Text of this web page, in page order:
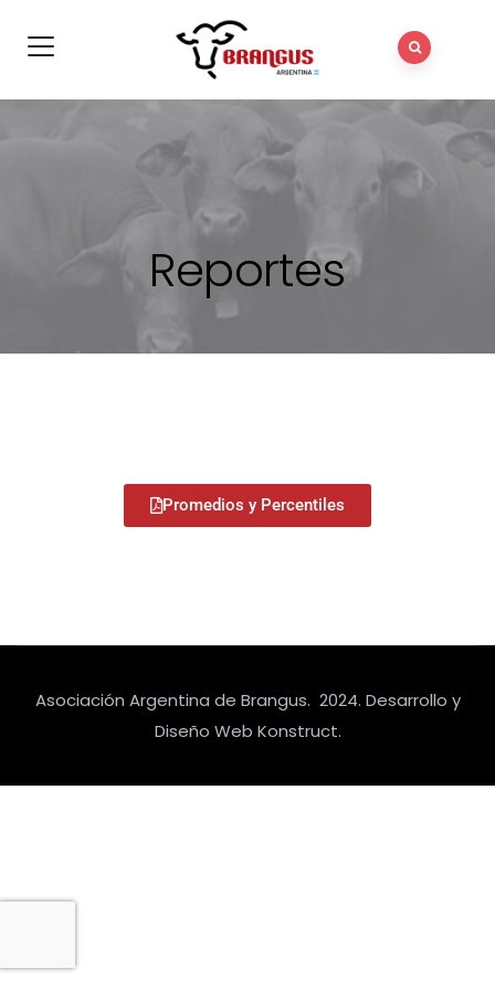
Reportes
Promedios y Percentiles
Asociación Argentina de Brangus. 2024. Desarrollo y
Diseño Web Konstruct.